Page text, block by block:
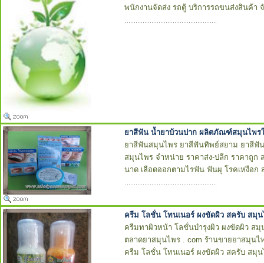
พนักงานจัดส่ง รถตู้ บริการรถขนส่งสินค้า
ยาสีฟัน น้ำยาบ้วนปาก ผลิตภัณฑ์สมุนไพร
ยาสีฟันสมุนไพร ยาสีฟันทิพย์สยาม ยาสีฟั
สมุนไพร จำหน่าย ราคาส่ง-ปลีก ราคาถู
นาด เลือดออกตามไรฟัน ฟันผุ โรคเหงือ
ครีม โลชั่น โทนเนอร์ ผงขัดผิว สครับ สมุ
ครีมทาผิวหน้า โลชั่นบำรุงผิว ผงขัดผิว ส
ตลาดยาสมุนไพร . com ร้านขายยาสมุน
ครีม โลชั่น โทนเนอร์ ผงขัดผิว สครับ สมุ